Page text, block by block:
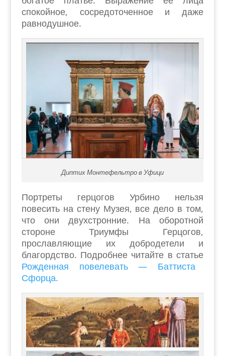
спокойное, сосредоточенное и даже
равнодушное.
Диптих Монтефельтро в Уфици
Портреты герцогов Урбино нельзя
повесить на стену Музея, все дело в том,
что они двухстронние. На оборотной
стороне Триумфы Герцогов,
прославляющие их добродетели и
благордство. Подробнее читайте в статье
Рожденная повелевать — Баттиста
Сфорца.